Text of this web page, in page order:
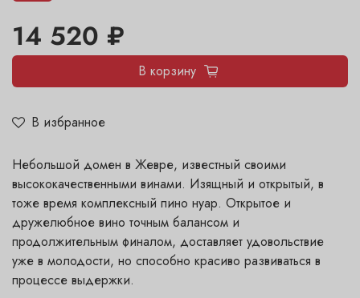
В избранное
14 520 ₽
В корзину
Небольшой домен в Жевре, известный своими
высококачественными винами. Изящный и открытый, в
тоже время комплексный пино нуар. Открытое и
дружелюбное вино точным балансом и
продолжительным финалом, доставляет удовольствие
уже в молодости, но способно красиво развиваться в
процессе выдержки.